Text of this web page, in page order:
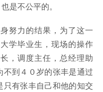
是不公平的。
努力的结果，为了这一
学毕业生，现场的操作
，调度主任，总经理助
到４０岁的张丰是通过
有张丰自己和他的知交